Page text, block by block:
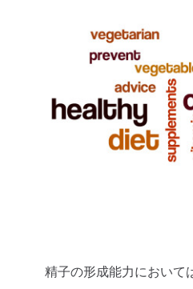
精子の形成能力において